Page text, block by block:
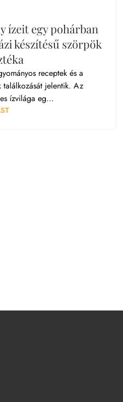
ízeit egy pohárban
készítésű szörpök
receptek és a
találkozását jelentik. Az
ízvilága eg...